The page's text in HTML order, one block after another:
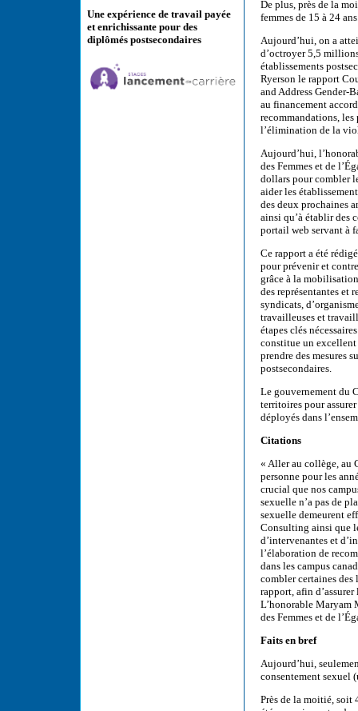
Une expérience de travail payée
et enrichissante pour des
diplômés postsecondaires
De plus, près de la
femmes de 15 à 24
Aujourd’hui, on a
d’octroyer 5,5
établissements
Ryerson le rapport
and Address Gender-
au financement
recommandations, les
l’élimination de la
Aujourd’hui,
des Femmes et de
dollars pour combler
aider les
des deux prochaines
ainsi qu’à établir des
portail web servant à
Ce rapport a été
pour prévenir et
grâce à la
des représentantes et
syndicats,
travailleuses et
étapes clés
constitue un excellent
prendre des mesures
postsecondaires.
Le gouvernement du
territoires pour
déployés dans
Citations
« Aller au collège, au
personne pour les
crucial que nos
sexuelle n’a pas de
sexuelle demeurent
Consulting ainsi que
d’intervenantes et
l’élaboration de
dans les campus
combler certaines des
rapport, afin
L’honorable Maryam
des Femmes et de
Faits en bref
Aujourd’hui,
consentement sexuel
Près de la moitié, soit